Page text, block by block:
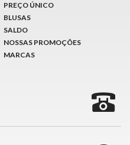
PREÇO ÚNICO
BLUSAS
SALDO
NOSSAS PROMOÇÕES
MARCAS